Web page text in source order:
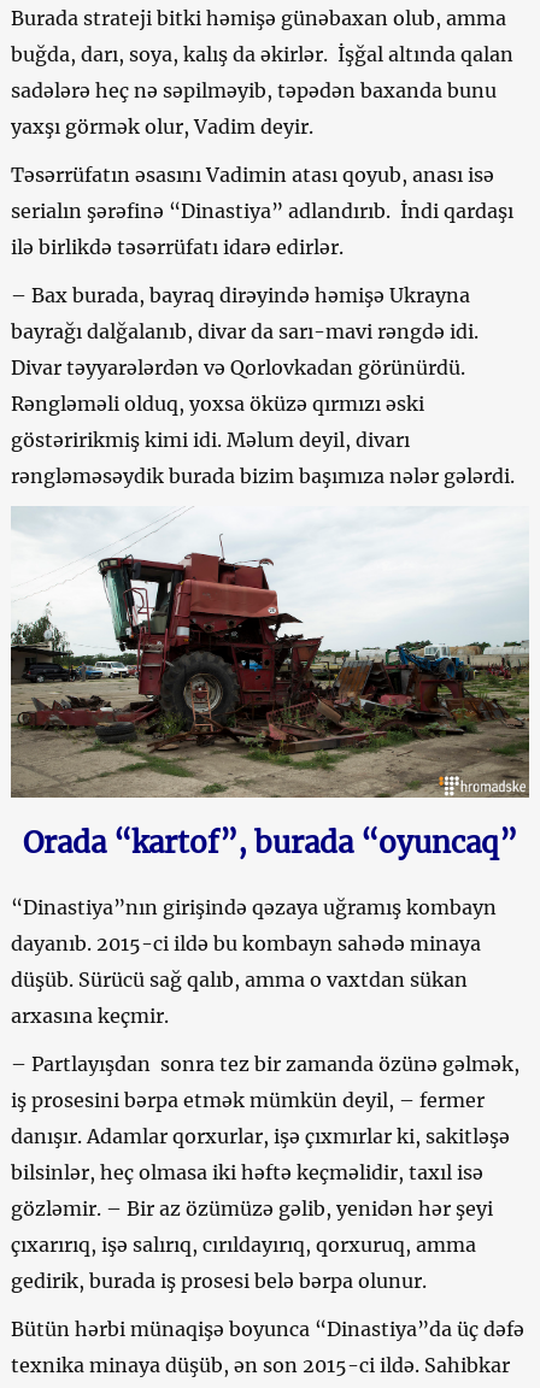
Burada strateji bitki həmişə günəbaxan olub, amma
buğda, darı, soya, kalış da əkirlər. İşğal altında qalan
sadələrə heç nə səpilməyib, təpədən baxanda bunu
yaxşı görmək olur, Vadim deyir.
Təsərrüfatın əsasını Vadimin atası qoyub, anası isə
serialın şərəfinə “Dinastiya” adlandırıb. İndi qardaşı
ilə birlikdə təsərrüfatı idarə edirlər.
– Bax burada, bayraq dirəyində həmişə Ukrayna
bayrağı dalğalanıb, divar da sarı-mavi rəngdə idi.
Divar təyyarələrdən və Qorlovkadan görünürdü.
Rəngləməli olduq, yoxsa öküzə qırmızı əski
göstəririkmiş kimi idi. Məlum deyil, divarı
rəngləməsəydik burada bizim başımıza nələr gələrdi.
Orada “kartof”, burada “oyuncaq”
“Dinastiya”nın girişində qəzaya uğramış kombayn
dayanıb. 2015-ci ildə bu kombayn sahədə minaya
düşüb. Sürücü sağ qalıb, amma o vaxtdan sükan
arxasına keçmir.
– Partlayışdan sonra tez bir zamanda özünə gəlmək,
iş prosesini bərpa etmək mümkün deyil, – fermer
danışır. Adamlar qorxurlar, işə çıxmırlar ki, sakitləşə
bilsinlər, heç olmasa iki həftə keçməlidir, taxıl isə
gözləmir. – Bir az özümüzə gəlib, yenidən hər şeyi
çıxarırıq, işə salırıq, cırıldayırıq, qorxuruq, amma
gedirik, burada iş prosesi belə bərpa olunur.
Bütün hərbi münaqişə boyunca “Dinastiya”da üç dəfə
texnika minaya düşüb, ən son 2015-ci ildə. Sahibkar